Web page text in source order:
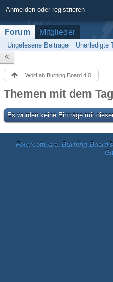
Anmelden oder registrieren
Forum Mitglieder
Ungelesene Beiträge Unerledigte
WoltLab Burning Board 4.0
Themen mit dem
Es wurden keine Einträge mit
Forensoftware: Burning